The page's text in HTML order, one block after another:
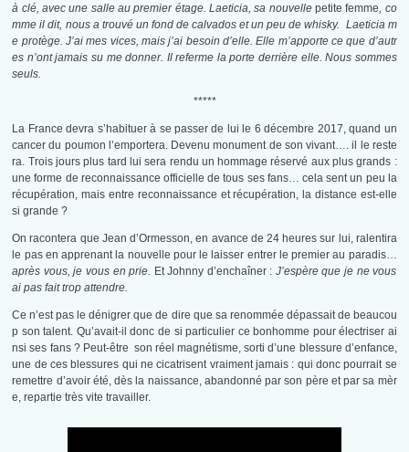
à clé, avec une salle au premier étage. Laeticia, sa nouvellepetite femme, co
mme il dit, nous a trouvé un fond de calvados et un peu de whisky. Laeticia m
e protège. J’ai mes vices, mais j’ai besoin d’elle. Elle m’apporte ce que d’autr
es n’ont jamais su me donner. Il referme la porte derrière elle. Nous sommes
seuls.
*****
La France devra s’habituer à se passer de lui le 6 décembre 2017, quand un
cancer du poumon l’emportera. Devenu monument de son vivant…. il le reste
ra. Trois jours plus tard lui sera rendu un hommage réservé aux plus grands :
une forme de reconnaissance officielle de tous ses fans… cela sent un peu la
récupération, mais entre reconnaissance et récupération, la distance est-elle
si grande ?
On racontera que Jean d’Ormesson, en avance de 24 heures sur lui, ralentira
le pas en apprenant la nouvelle pour le laisser entrer le premier au paradis…
après vous, je vous en prie. Et Johnny d’enchaîner : J’espère que je ne vous
ai pas fait trop attendre.
Ce n’est pas le dénigrer que de dire que sa renommée dépassait de beaucou
p son talent. Qu’avait-il donc de si particulier ce bonhomme pour électriser ai
nsi ses fans ? Peut-être son réel magnétisme, sorti d’une blessure d’enfance,
une de ces blessures qui ne cicatrisent vraiment jamais : qui donc pourrait se
remettre d’avoir été, dès la naissance, abandonné par son père et par sa mèr
e, repartie très vite travailler.